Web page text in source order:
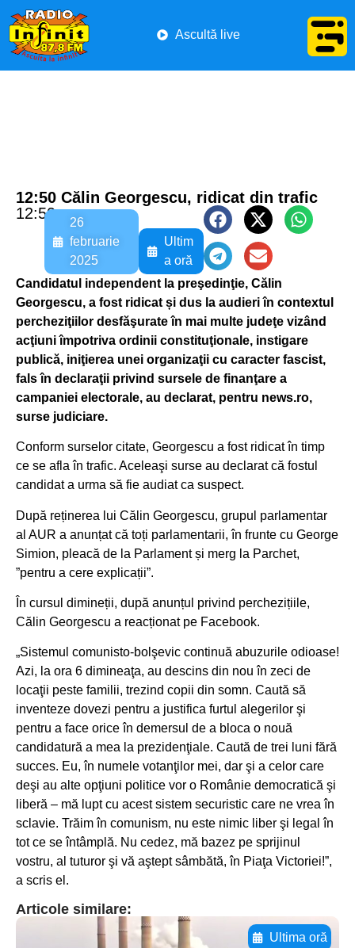
Ascultă live
12:50 Călin Georgescu, ridicat din trafic
12:50
26
februarie
2025
Ultim
a oră
Candidatul independent la preşedinţie, Călin
Georgescu, a fost ridicat și dus la audieri în contextul
percheziţiilor desfăşurate în mai multe judeţe vizând
acţiuni împotriva ordinii constituţionale, instigare
publică, iniţierea unei organizaţii cu caracter fascist,
fals în declaraţii privind sursele de finanţare a
campaniei electorale, au declarat, pentru news.ro,
surse judiciare.
Conform surselor citate, Georgescu a fost ridicat în timp
ce se afla în trafic. Aceleaşi surse au declarat că fostul
candidat a urma să fie audiat ca suspect.
După reținerea lui Călin Georgescu, grupul parlamentar
al AUR a anunțat că toți parlamentarii, în frunte cu George
Simion, pleacă de la Parlament și merg la Parchet,
”pentru a cere explicații”.
În cursul dimineții, după anunțul privind perchezițiile,
Călin Georgescu a reacționat pe Facebook.
„Sistemul comunisto-bolşevic continuă abuzurile odioase!
Azi, la ora 6 dimineaţa, au descins din nou în zeci de
locaţii peste familii, trezind copii din somn. Caută să
inventeze dovezi pentru a justifica furtul alegerilor şi
pentru a face orice în demersul de a bloca o nouă
candidatură a mea la prezidenţiale. Caută de trei luni fără
succes. Eu, în numele votanţilor mei, dar şi a celor care
deşi au alte opţiuni politice vor o Românie democratică şi
liberă – mă lupt cu acest sistem securistic care ne vrea în
sclavie. Trăim în comunism, nu este nimic liber şi legal în
tot ce se întâmplă. Nu cedez, mă bazez pe sprijinul
vostru, al tuturor şi vă aştept sâmbătă, în Piaţa Victoriei!”,
a scris el.
Articole similare:
Ultima oră